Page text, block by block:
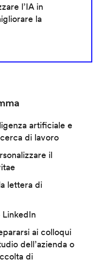
l’IA in
la
artificiale e
di lavoro
il
lettera di
ai colloqui
dell’azienda o
di